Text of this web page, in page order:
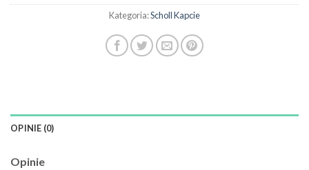
Kategoria:Scholl Kapcie
OPINIE (0)
Opinie